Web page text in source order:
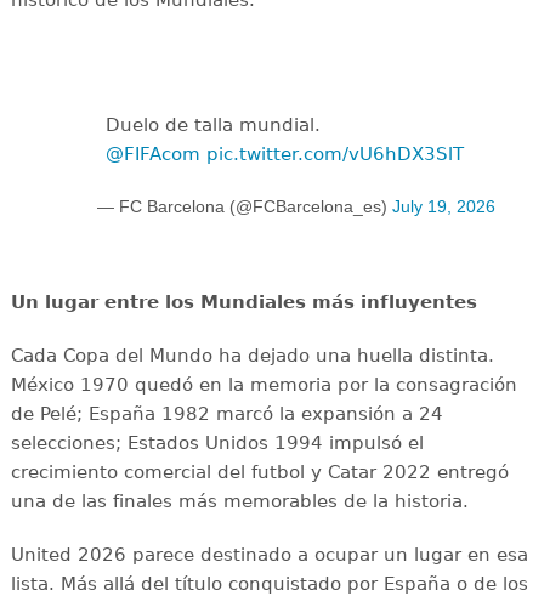
Duelo de talla mundial.
@FIFAcom pic.twitter.com/vU6hDX3SlT
— FC Barcelona (@FCBarcelona_es) July 19, 2026
Un lugar entre los Mundiales más influyentes
Cada Copa del Mundo ha dejado una huella distinta.
México 1970 quedó en la memoria por la consagración
de Pelé; España 1982 marcó la expansión a 24
selecciones; Estados Unidos 1994 impulsó el
crecimiento comercial del futbol y Catar 2022 entregó
una de las finales más memorables de la historia.
United 2026 parece destinado a ocupar un lugar en esa
lista. Más allá del título conquistado por España o de los